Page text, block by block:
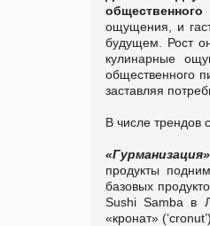
общественного
ощущения, и
будущем. Рост
кулинарные
общественного
заставляя
В числе трендов
«Гурманизация»
продукты
базовых
Sushi Samba в
«кронат»